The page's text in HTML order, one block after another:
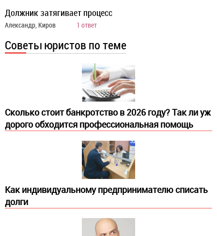
Должник затягивает процесс
Александр, Киров 1 ответ
Советы юристов по теме
Сколько стоит банкротство в 2026 году? Так ли уж
дорого обходится профессиональная помощь
Как индивидуальному предпринимателю списать
долги